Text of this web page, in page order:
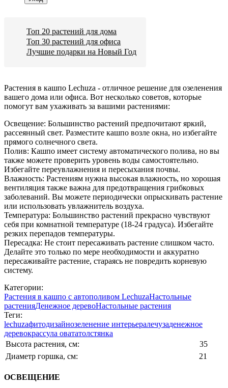
Топ 20 растений для дома
Топ 30 растений для офиса
Лучшие подарки на Новый Год
Растения в кашпо Lechuza - отличное решение для озеленения
вашего дома или офиса. Вот несколько советов, которые
помогут вам ухаживать за вашими растениями:
Освещение: Большинство растений предпочитают яркий,
рассеянный свет. Разместите кашпо возле окна, но избегайте
прямого солнечного света.
Полив: Кашпо имеет систему автоматического полива, но вы
также можете проверить уровень воды самостоятельно.
Избегайте переувлажнения и пересыхания почвы.
Влажность: Растениям нужна высокая влажность, но хорошая
вентиляция также важна для предотвращения грибковых
заболеваний. Вы можете периодически опрыскивать растение
или использовать увлажнитель воздуха.
Температура: Большинство растений прекрасно чувствуют
себя при комнатной температуре (18-24 градуса). Избегайте
резких перепадов температуры.
Пересадка: Не стоит пересаживать растение слишком часто.
Делайте это только по мере необходимости и аккуратно
пересаживайте растение, стараясь не повредить корневую
систему.
Категории:
Растения в кашпо с автополивом LechuzaНастольные
растенияДенежное деревоНастольные растения
Теги:
lechuzaфитодизайнозеленение интерьералечузаденежное
деревокрассула овататолстянка
Высота растения, см:
35
Диаметр горшка, см:
21
ОСВЕЩЕНИЕ